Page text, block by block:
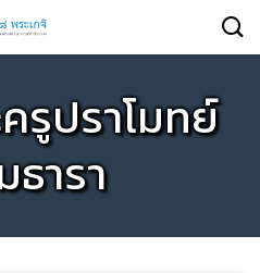
รูปราโมทย์
ธารา